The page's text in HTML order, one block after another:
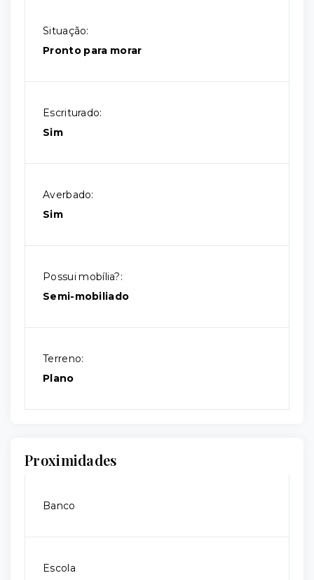
Situação:
Pronto para morar
Escriturado:
Sim
Averbado:
Sim
Possui mobília?:
Semi-mobiliado
Terreno:
Plano
Proximidades
Banco
Escola